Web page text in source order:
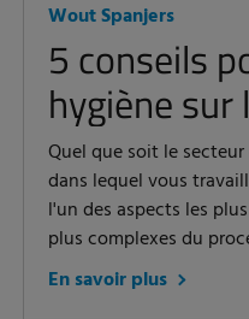
Wout Spanjers
5 conseils
hygiène sur
Quel que soit le
dans lequel vous
l'un des aspects les
plus complexes du
En savoir plus